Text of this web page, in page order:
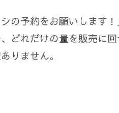
の予約をお願いします
どれだけの量を販売に
りません。